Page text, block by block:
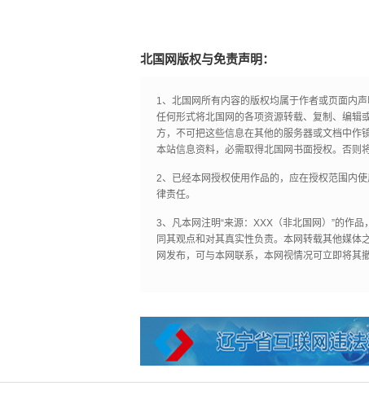
北国网版权与免责声明：
1、北国网所有内容的版权均属于作者或页面内
任何形式将北国网的各项资源转载、复制、编辑
方，不可把这些信息在其他的服务器或文档中作
本站信息资料，必需取得北国网书面授权。否则
2、已经本网授权使用作品的，应在授权范围内
律责任。
3、凡本网注明“来源：XXX（非北国网）”的作
同其观点和对其真实性负责。本网转载其他媒
网发布，可与本网联系，本网视情况可立即将其撤